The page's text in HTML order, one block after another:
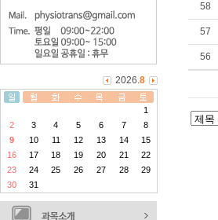
2026.8
1
2
3 4 5 6 7
8
9
10 11 12 13 14
15
16
17 18 19 20 21
22
23
24 25 26 27 28
29
30
31
58
57
56